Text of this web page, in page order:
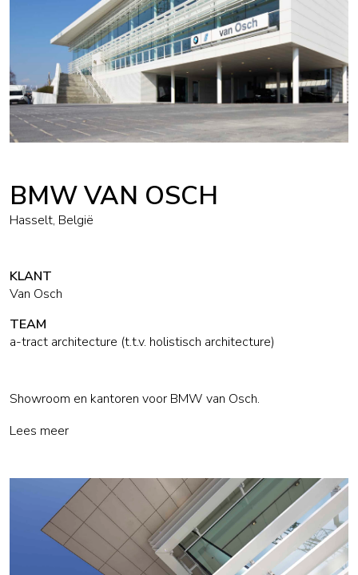
BMW VAN OSCH
Hasselt, België
KLANT
Van Osch
TEAM
a-tract architecture (t.t.v. holistisch architecture)
Showroom en kantoren voor BMW van Osch.
Lees meer